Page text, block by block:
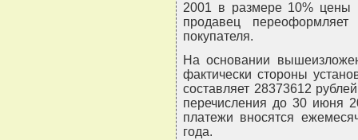
2001 в размере 10% цены
продавец
покупателя.
На основании
фактически стороны
составляет 28373612
перечисления до 30 июня
платежи вносятся
года.